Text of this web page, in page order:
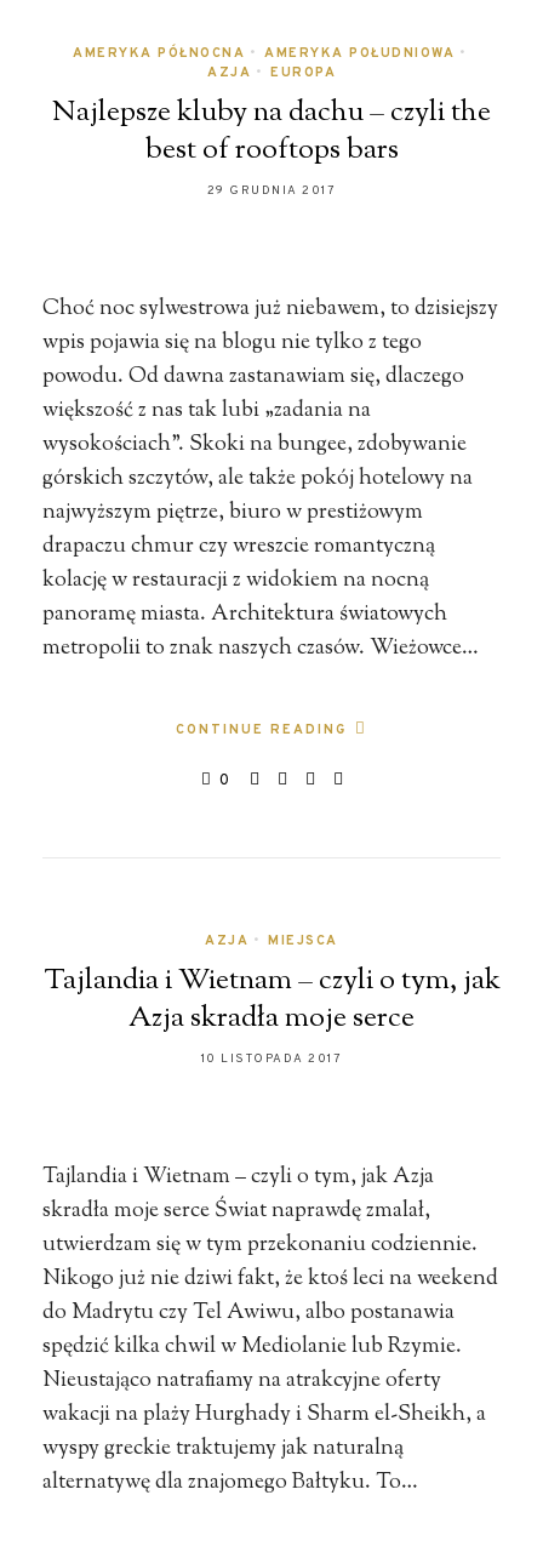
AMERYKA PÓŁNOCNA • AMERYKA POŁUDNIOWA •
AZJA • EUROPA
Najlepsze kluby na dachu – czyli the
best of rooftops bars
29 GRUDNIA 2017
Choć noc sylwestrowa już niebawem, to dzisiejszy
wpis pojawia się na blogu nie tylko z tego
powodu. Od dawna zastanawiam się, dlaczego
większość z nas tak lubi „zadania na
wysokościach”. Skoki na bungee, zdobywanie
górskich szczytów, ale także pokój hotelowy na
najwyższym piętrze, biuro w prestiżowym
drapaczu chmur czy wreszcie romantyczną
kolację w restauracji z widokiem na nocną
panoramę miasta. Architektura światowych
metropolii to znak naszych czasów. Wieżowce…
CONTINUE READING
0
AZJA • MIEJSCA
Tajlandia i Wietnam – czyli o tym, jak
Azja skradła moje serce
10 LISTOPADA 2017
Tajlandia i Wietnam – czyli o tym, jak Azja
skradła moje serce Świat naprawdę zmalał,
utwierdzam się w tym przekonaniu codziennie.
Nikogo już nie dziwi fakt, że ktoś leci na weekend
do Madrytu czy Tel Awiwu, albo postanawia
spędzić kilka chwil w Mediolanie lub Rzymie.
Nieustająco natrafiamy na atrakcyjne oferty
wakacji na plaży Hurghady i Sharm el-Sheikh, a
wyspy greckie traktujemy jak naturalną
alternatywę dla znajomego Bałtyku. To…